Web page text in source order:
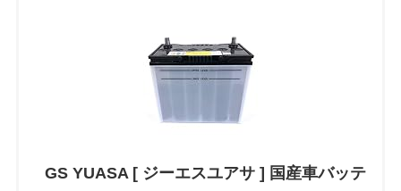
GS YUASA [ ジーエスユアサ ] 国産車バッテ